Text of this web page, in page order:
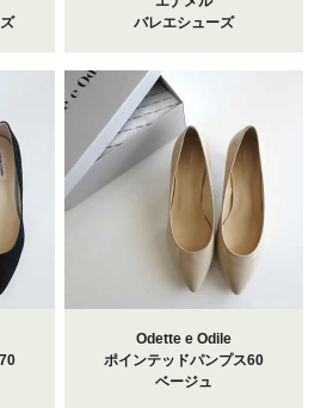
バレエシューズ
Odette e Odile
ポインテッドパンプス60
ベージュ